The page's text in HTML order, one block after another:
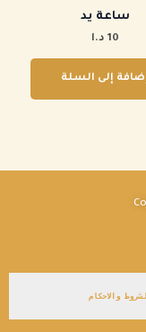
ساعة يد
10 د.ا
إلى السلة
والاحكام